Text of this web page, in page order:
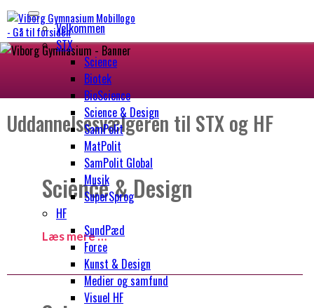
Velkommen
STX
Science
Biotek
BioScience
Science & Design
SamPolit
MatPolit
SamPolit Global
Musik
SuperSprog
HF
SundPæd
Force
Kunst & Design
Medier og samfund
Visuel HF
undersidebanner-vg-bygning.jpg
Uddannelsesvælgeren til STX og HF
Science & Design
Læs mere …